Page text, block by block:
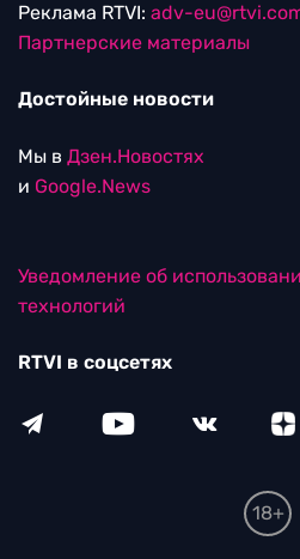
Реклама RTVI: adv-
Партнерские материалы
Достойные новости
Мы в Дзен.Новостях
и Google.News
Уведомление об
технологий
RTVI в соцсетях
18+